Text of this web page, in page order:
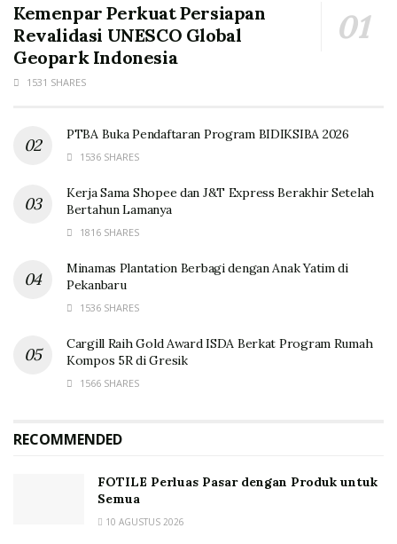
Kemenpar Perkuat Persiapan
Revalidasi UNESCO Global
Geopark Indonesia
1531 SHARES
PTBA Buka Pendaftaran Program BIDIKSIBA 2026
1536 SHARES
Kerja Sama Shopee dan J&T Express Berakhir Setelah
Bertahun Lamanya
1816 SHARES
Minamas Plantation Berbagi dengan Anak Yatim di
Pekanbaru
1536 SHARES
Cargill Raih Gold Award ISDA Berkat Program Rumah
Kompos 5R di Gresik
1566 SHARES
RECOMMENDED
FOTILE Perluas Pasar dengan Produk untuk
Semua
10 AGUSTUS 2026